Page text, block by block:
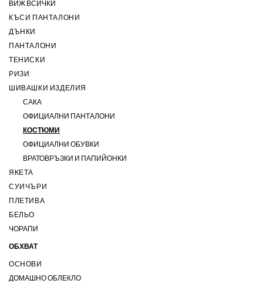
ВИЖ ВСИЧКИ
КЪСИ ПАНТАЛОНИ
ДЪНКИ
ПАНТАЛОНИ
ТЕНИСКИ
РИЗИ
ШИВАШКИ ИЗДЕЛИЯ
САКА
ОФИЦИАЛНИ ПАНТАЛОНИ
КОСТЮМИ
ОФИЦИАЛНИ ОБУВКИ
ВРАТОВРЪЗКИ И ПАПИЙОНКИ
ЯКЕТА
СУИЧЪРИ
ПЛЕТИВА
БЕЛЬО
ЧОРАПИ
ОБХВАТ
ОСНОВИ
ДОМАШНО ОБЛЕКЛО